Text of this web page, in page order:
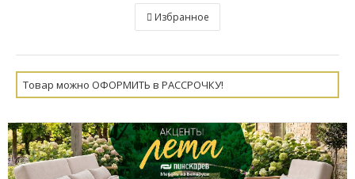
Избранное
Товар можно ОФОРМИТЬ в РАССРОЧКУ!